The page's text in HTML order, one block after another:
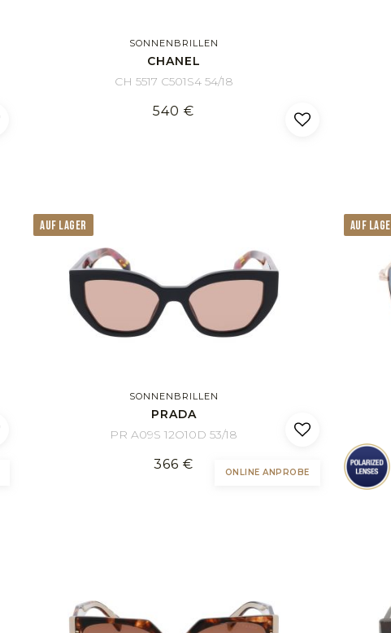
SONNENBRILLEN
CHANEL
CH 5517 C501S4 54/18
540 €
AUF LAGER
SONNENBRILLEN
PRADA
PR A09S 12O10D 53/18
366 €
ONLINE ANPROBE
AUF